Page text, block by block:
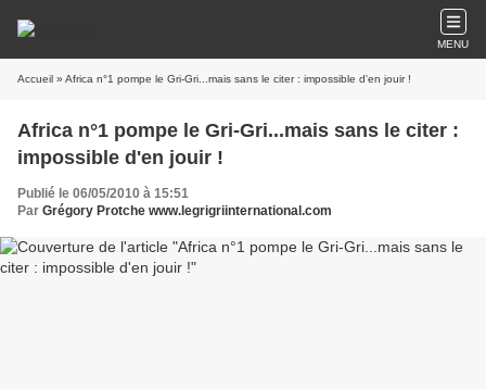
MENU
Accueil » Africa n°1 pompe le Gri-Gri...mais sans le citer : impossible d'en jouir !
Africa n°1 pompe le Gri-Gri...mais sans le citer :
impossible d'en jouir !
Publié le 06/05/2010 à 15:51
Par Grégory Protche www.legrigriinternational.com